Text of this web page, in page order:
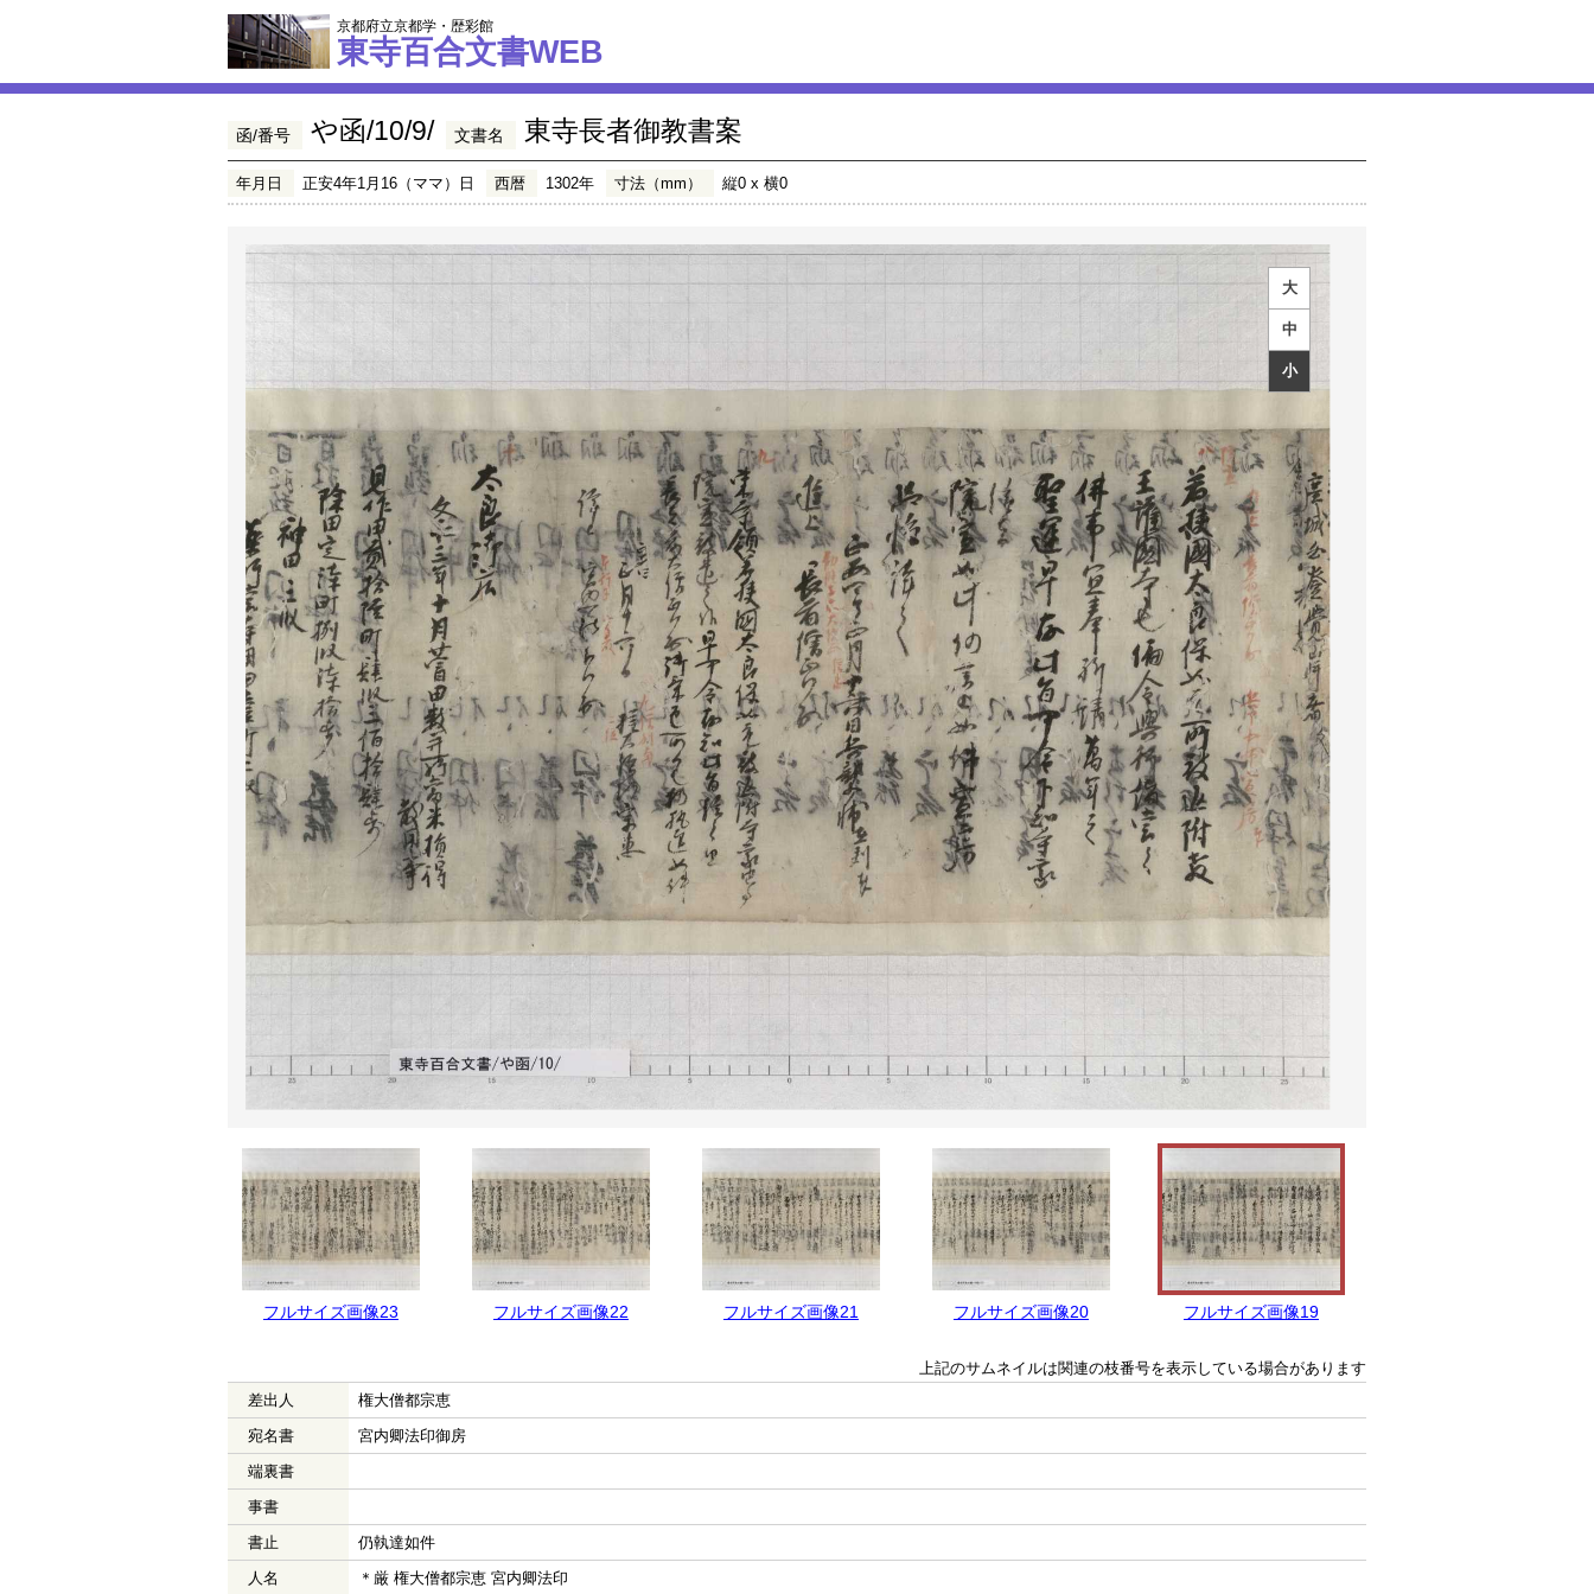
京都府立京都学・歴彩館
東寺百合文書WEB
函/番号 や函/10/9/ 文書名 東寺長者御教書案
年月日 正安4年1月16（ママ）日 西暦 1302年 寸法（mm） 縦0 x 横0
大
中
小
フルサイズ画像23 フルサイズ画像22 フルサイズ画像21 フルサイズ画像20 フルサイズ画像19
上記のサムネイルは関連の枝番号を表示している場合があります
差出人
権大僧都宗恵
宛名書
宮内卿法印御房
端裏書
事書
書止
仍執達如件
人名
＊厳 権大僧都宗恵 宮内卿法印